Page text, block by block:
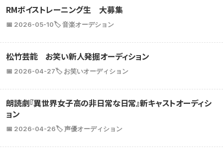
RMボイストレーニング生 大募集
📅 2026-05-10🏷️ 音楽オーデション
松竹芸能 お笑い新人発掘オーディション
📅 2026-04-27🏷️ お笑いオーディション
朗読劇『異世界女子高の非日常な日常』新キャストオーディシ
ョン
📅 2026-04-26🏷️ 声優オーディション